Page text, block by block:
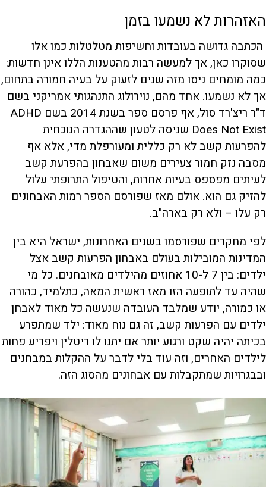
האזהרות לא נשמעו בזמן
הכתבה גדושה בעובדות וחשיפות מטלטלות כמו אלו
שסוקרו כאן, אך למעשה רבות מהטענות הללו אינן חדשות:
כמה מומחים ניסו מזה שנים לזעוק על בעיה חמורה בתחום,
אך לא נשמעו. אחד מהם, נוירולוג התנהגותי אמריקני בשם
ד"ר ריצ'רד סול, אף פרסם ספר בשנת 2014 בשם ADHD
Does Not Exist שניסה לטעון שההגדרה הנוכחית
להפרעות קשב לא רק כללית ומעורפלת מדי, אלא אף
מסבה נזק חמור צעירים משום שאבחון בהפרעת קשב
לעיתים מפספס בעיות אחרות, והטיפול התרופתי עלול
להזיק גם הוא. אולם מאז שפורסם הספר רמות האבחונים
רק עלו – ולא רק בארה"ב.
לפי מחקרים שפורסמו בשנים האחרונות, ישראל היא בין
המדינות המובילות בעולם באבחון הפרעות קשב אצל
ילדים: בין 7 ל-10 אחוזים מהילדים מאובחנים. כל מי
שהיה עד לתופעה הזו מאז ראשית המאה, כתלמיד, כהורה
או כמורה, יודע שמלבד העובדה שנעשה כל מאוד לאבחן
ילדים עם הפרעות קשב, זה גם נוח מאוד: ילד שמתפרע
בכיתה יהיה שקט ורגוע יותר אם יתנו לו ריטלין ויפריע פחות
לילדים האחרים, וזה עוד בלי לדבר על ההקלות במבחנים
ובבגרויות שמתקבלות עם אבחונים מהסוג הזה.